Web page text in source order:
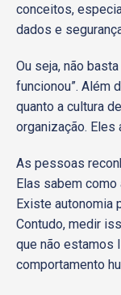
conceitos,
dados e
Ou seja, não
funcionou”. Além
quanto a cultura
organização. Eles
As pessoas
Elas sabem
Existe autonomia
Contudo, medir
que não estamos
comportamento